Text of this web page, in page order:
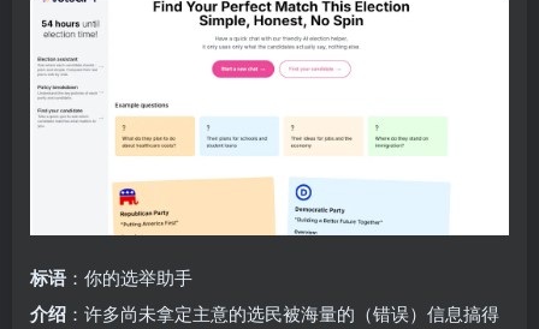
标语 ：你的选举助手
介绍 ：许多尚未拿定主意的选民被海量的（错误）信息搞得